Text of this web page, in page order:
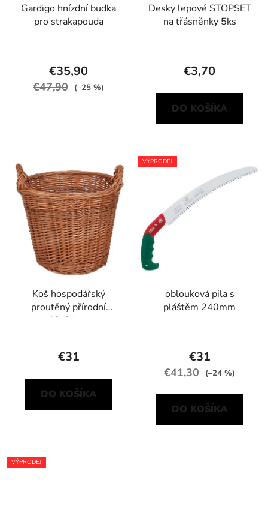
Gardigo hnízdní budka
pro strakapouda
€35,90
€47,90 (–25 %)
Desky lepové STOPSET
na třásněnky 5ks
€3,70
DO KOŠÍKA
Koš hospodářský
proutěný přírodní
42x31cm
€31
DO KOŠÍKA
VÝPRODEJ
oblouková pila s
pláštěm 240mm
€31
€41,30 (–24 %)
DO KOŠÍKA
VÝPRODEJ